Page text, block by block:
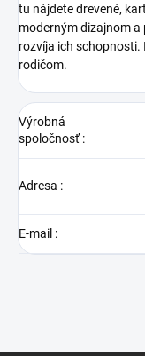
tu nájdete drevené,
moderným dizajnom
rozvíja ich schopnosti.
rodičom.
Výrobná
spoločnosť:
Adresa :
E-mail :